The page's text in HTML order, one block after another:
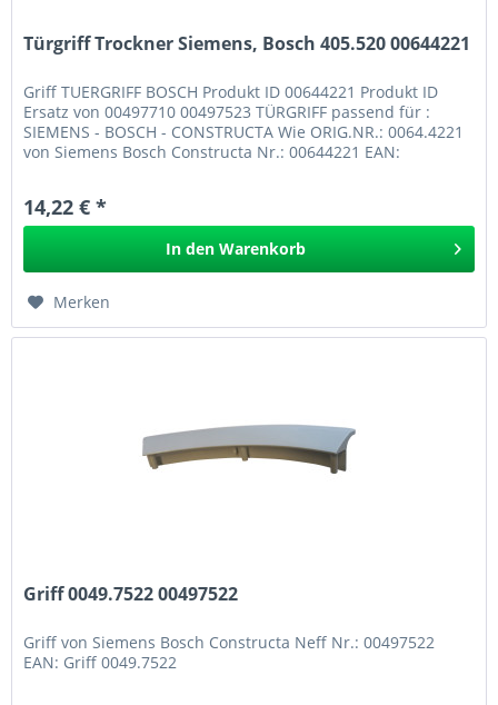
Türgriff Trockner Siemens, Bosch 405.520 00644221
Griff TUERGRIFF BOSCH Produkt ID 00644221 Produkt ID
Ersatz von 00497710 00497523 TÜRGRIFF passend für :
SIEMENS - BOSCH - CONSTRUCTA Wie ORIG.NR.: 0064.4221
von Siemens Bosch Constructa Nr.: 00644221 EAN:
14,22 € *
In den Warenkorb
Merken
Griff 0049.7522 00497522
Griff von Siemens Bosch Constructa Neff Nr.: 00497522
EAN: Griff 0049.7522